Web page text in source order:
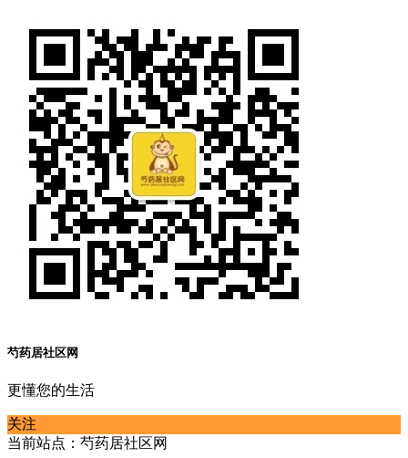
芍药居社区网
更懂您的生活
关注
当前站点：芍药居社区网